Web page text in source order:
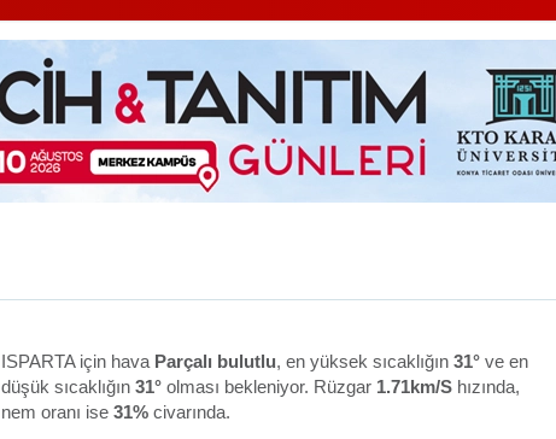
ISPARTA için hava Parçalı bulutlu, en yüksek sıcaklığın 31°ve en
düşük sıcaklığın 31°olması bekleniyor. Rüzgar 1.71km/Shızında,
nem oranı ise 31%civarında.